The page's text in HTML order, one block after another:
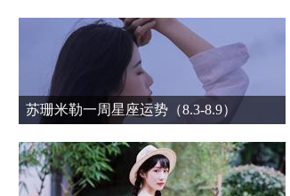
资料简介
苏珊米勒一周星座运势（8.3-8.9）